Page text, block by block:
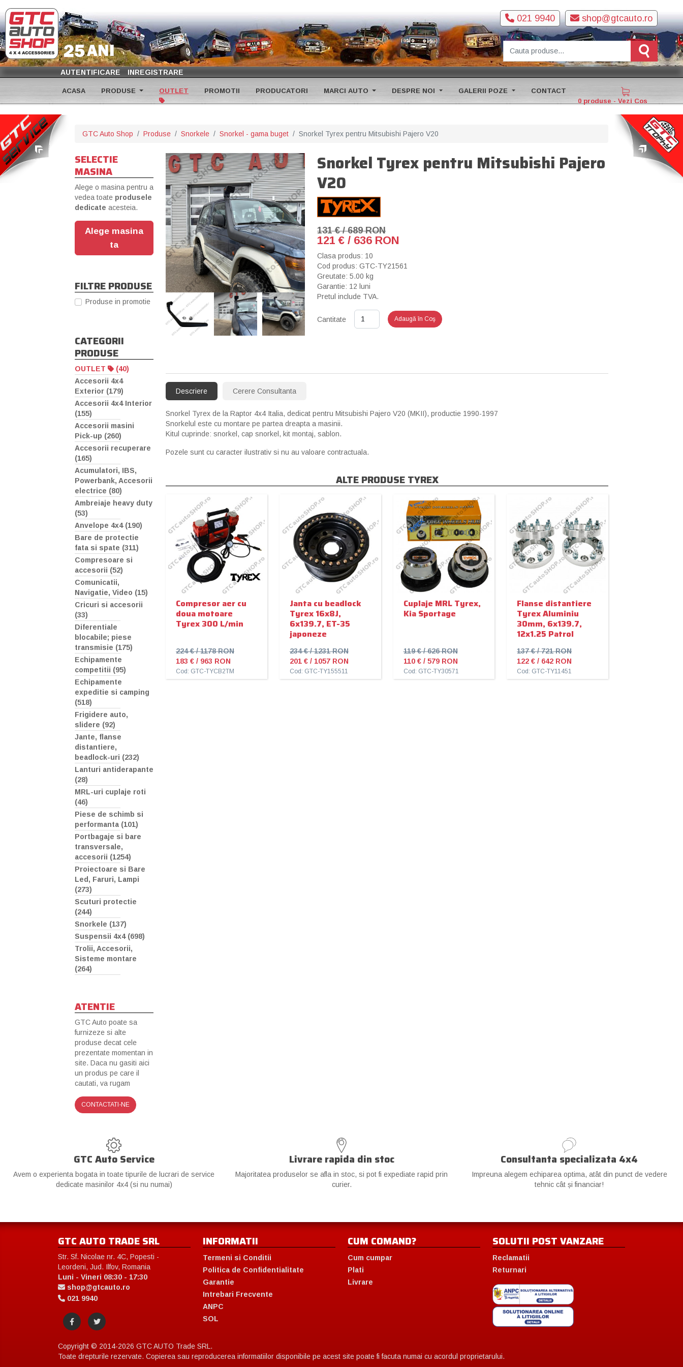
shop@gtcauto.ro
021 9940
AUTENTIFICARE INREGISTRARE
ACASA PRODUSE OUTLET PROMOTII PRODUCATORI MARCI AUTO DESPRE NOI GALERII POZE
CONTACT
0 produse - Vezi Cos
GTC Auto Shop Produse Snorkele Snorkel - gama buget Snorkel Tyrex pentru Mitsubishi Pajero V20
‹ ›
Snorkel Tyrex pentru Mitsubishi Pajero
V20
131 € / 689 RON
121 € / 636 RON
Clasa produs: 10
Cod produs: GTC-TY21561
Greutate: 5.00 kg
Garantie: 12 luni
Pretul include TVA.
Cantitate Adaugă în Coş
Descriere Cerere Consultanta
Snorkel Tyrex de la Raptor 4x4 Italia, dedicat pentru Mitsubishi Pajero V20 (MKII), productie 1990-1997
Snorkelul este cu montare pe partea dreapta a masinii.
Kitul cuprinde: snorkel, cap snorkel, kit montaj, sablon.
Pozele sunt cu caracter ilustrativ si nu au valoare contractuala.
ALTE PRODUSE TYREX
Compresor aer cu
doua motoare
Tyrex 300 L/min
224 € / 1178 RON
183 € / 963 RON
Cod: GTC-TYCB2TM
Janta cu beadlock
Tyrex 16x8J,
6x139.7, ET-35
japoneze
234 € / 1231 RON
201 € / 1057 RON
Cod: GTC-TY155511
Cuplaje MRL Tyrex,
Kia Sportage
119 € / 626 RON
110 € / 579 RON
Cod: GTC-TY30571
Flanse distantiere
Tyrex Aluminiu
30mm, 6x139.7,
12x1.25 Patrol
137 € / 721 RON
122 € / 642 RON
Cod: GTC-TY11451
SELECTIE
MASINA
Alege o masina pentru a
vedea toate produsele
dedicate acesteia.
Alege masina
ta
FILTRE PRODUSE
Produse in promotie
CATEGORII
PRODUSE
OUTLET
(40)
Accesorii 4x4
Exterior (179)
Accesorii 4x4 Interior
(155)
Accesorii masini
Pick-up (260)
Accesorii recuperare
(165)
Acumulatori, IBS,
Powerbank, Accesorii
electrice (80)
Ambreiaje heavy duty
(53)
Anvelope 4x4 (190)
Bare de protectie
fata si spate (311)
Compresoare si
accesorii (52)
Comunicatii,
Navigatie, Video (15)
Cricuri si accesorii
(33)
Diferentiale
blocabile; piese
transmisie (175)
Echipamente
competitii (95)
Echipamente
expeditie si camping
(518)
Frigidere auto,
slidere (92)
Jante, flanse
distantiere,
beadlock-uri (232)
Lanturi antiderapante
(28)
MRL-uri cuplaje roti
(46)
Piese de schimb si
performanta (101)
Portbagaje si bare
transversale,
accesorii (1254)
Proiectoare si Bare
Led, Faruri, Lampi
(273)
Scuturi protectie
(244)
Snorkele (137)
Suspensii 4x4 (698)
Trolii, Accesorii,
Sisteme montare
(264)
ATENTIE
GTC Auto poate sa
furnizeze si alte
produse decat cele
prezentate momentan in
site. Daca nu gasiti aici
un produs pe care il
cautati, va rugam
CONTACTATI-NE
GTC Auto Service
Avem o experienta bogata in toate tipurile de lucrari de service
dedicate masinilor 4x4 (si nu numai)
Livrare rapida din stoc
Majoritatea produselor se afla in stoc, si pot fi expediate rapid prin
curier.
Consultanta specializata 4x4
Impreuna alegem echiparea optima, atât din punct de vedere
tehnic cât și financiar!
GTC AUTO TRADE SRL
Str. Sf. Nicolae nr. 4C, Popesti -
Leordeni, Jud. Ilfov, Romania
Luni - Vineri 08:30 - 17:30
shop@gtcauto.ro
021 9940
INFORMATII
Termeni si Conditii
Politica de Confidentialitate
Garantie
Intrebari Frecvente
ANPC
SOL
CUM COMAND?
Cum cumpar
Plati
Livrare
SOLUTII POST VANZARE
Reclamatii
Returnari
Copyright © 2014-2026 GTC AUTO Trade SRL.
Toate drepturile rezervate. Copierea sau reproducerea informatiilor disponibile pe acest site poate fi facuta numai cu acordul proprietarului.